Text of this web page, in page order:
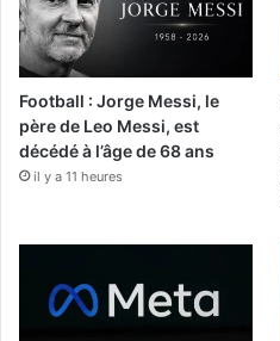
Football : Jorge Messi, le
père de Leo Messi, est
décédé à l’âge de 68 ans
il y a 11 heures